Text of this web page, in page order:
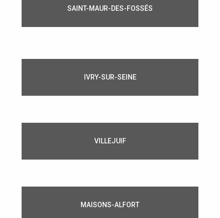
SAINT-MAUR-DES-FOSSÉS
IVRY-SUR-SEINE
VILLEJUIF
MAISONS-ALFORT